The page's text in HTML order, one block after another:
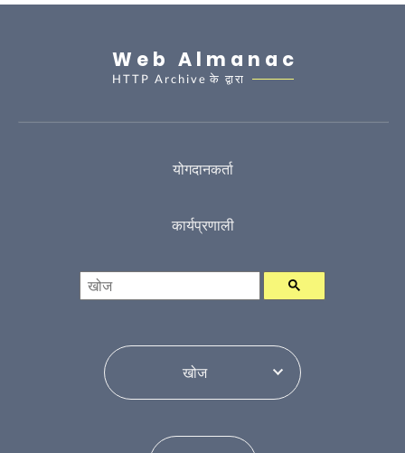
Web Almanac
HTTP Archive के द्वारा
योगदानकर्ता
कार्यप्रणाली
खोज
विषय सूची परिवर्तन करें